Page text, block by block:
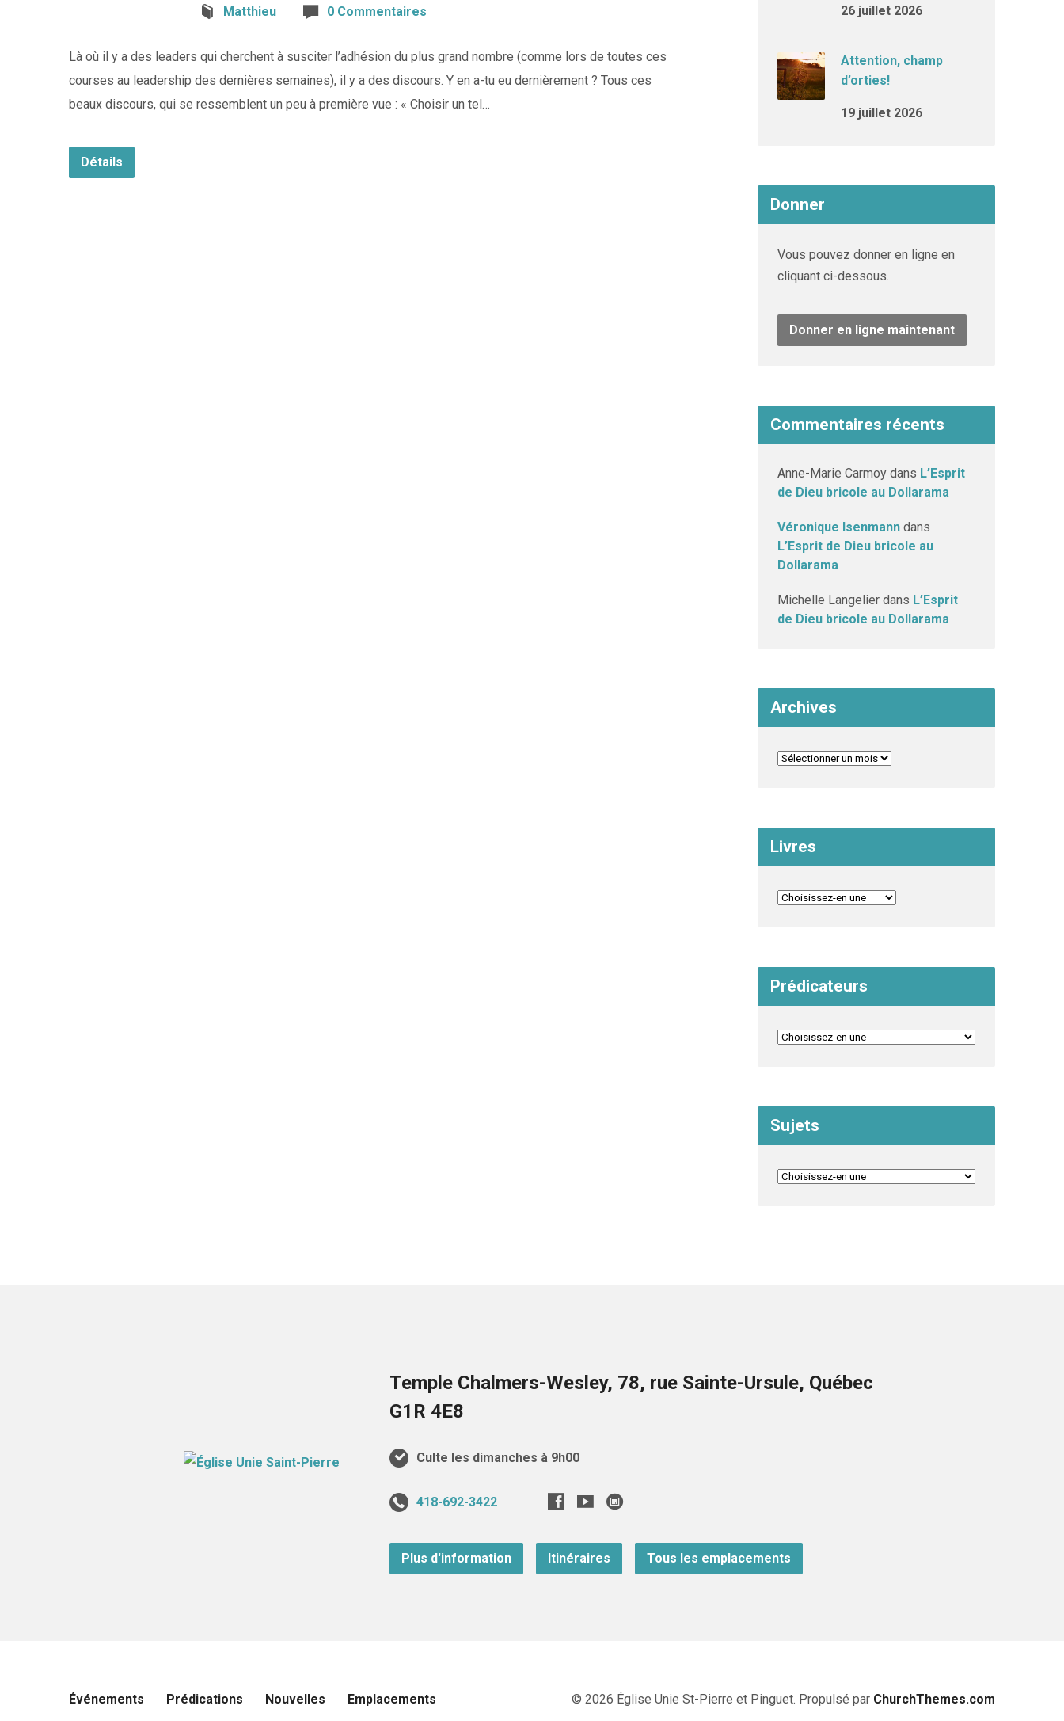
Matthieu 0 Commentaires
Là où il y a des leaders qui cherchent à susciter l’adhésion du plus grand nombre (comme lors de toutes ces
courses au leadership des dernières semaines), il y a des discours. Y en a-tu eu dernièrement ? Tous ces
beaux discours, qui se ressemblent un peu à première vue : « Choisir un tel…
Détails
26 juillet 2026
Attention, champ
d’orties!
19 juillet 2026
Donner
Vous pouvez donner en ligne en
cliquant ci-dessous.
Donner en ligne maintenant
Commentaires récents
Anne-Marie Carmoy dans L’Esprit
de Dieu bricole au Dollarama
Véronique Isenmann dans
L’Esprit de Dieu bricole au
Dollarama
Michelle Langelier dans L’Esprit
de Dieu bricole au Dollarama
Archives
Livres
Prédicateurs
Sujets
Temple Chalmers-Wesley, 78, rue Sainte-Ursule, Québec
G1R 4E8
Culte les dimanches à 9h00
418-692-3422
Plus d'information Itinéraires Tous les emplacements
Événements Prédications Nouvelles Emplacements © 2026 Église Unie St-Pierre et Pinguet. Propulsé par ChurchThemes.com